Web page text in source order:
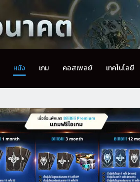
หนัง เกม คอสเพลย์ เทคโนโลยี